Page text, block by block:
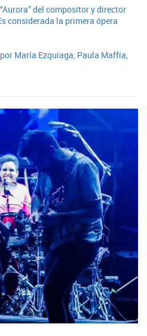
del compositor y director
considerada la primera ópera
María Ezquiaga, Paula Maffía,